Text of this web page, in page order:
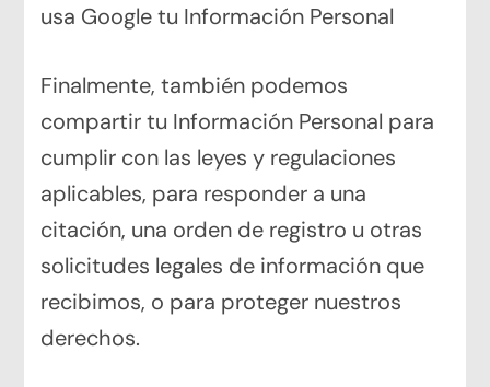
usa Google tu Información Personal
Finalmente, también podemos
compartir tu Información Personal para
cumplir con las leyes y regulaciones
aplicables, para responder a una
citación, una orden de registro u otras
solicitudes legales de información que
recibimos, o para proteger nuestros
derechos.